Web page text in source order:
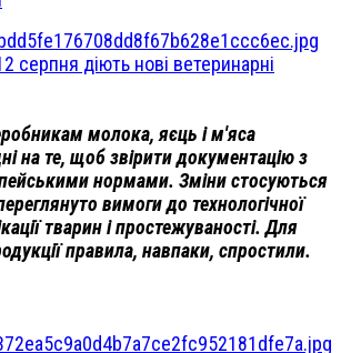
серпня діють нові ветеринарні
молока, яєць і м'яса
на те, щоб звірити документацію з
нормами. Зміни стосуються
вимоги до технологічної
тварин і простежуваності. Для
правила, навпаки, спростили.